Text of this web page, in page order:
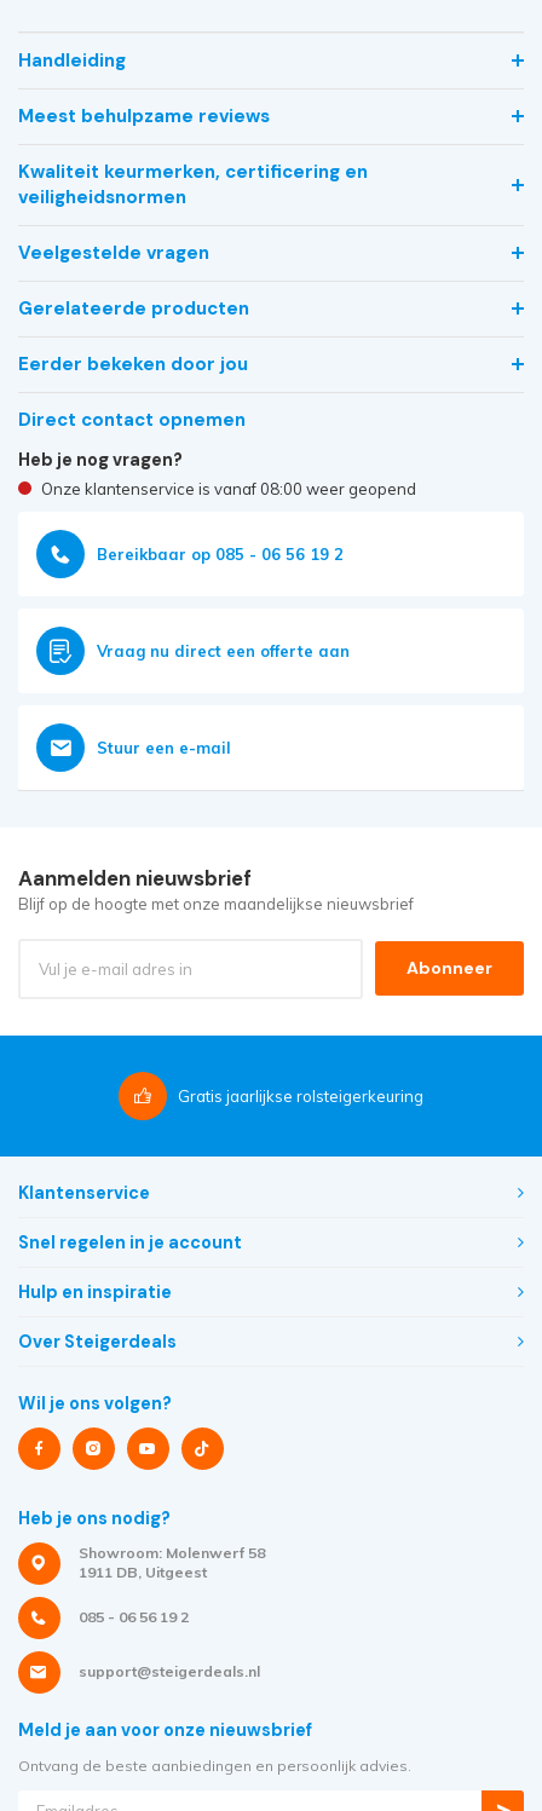
Handleiding
Meest behulpzame reviews
Kwaliteit keurmerken, certificering en
veiligheidsnormen
Veelgestelde vragen
Gerelateerde producten
Eerder bekeken door jou
Direct contact opnemen
Heb je nog vragen?
Onze klantenservice is vanaf 08:00 weer geopend
Bereikbaar op 085 - 06 56 19 2
Vraag nu direct een offerte aan
Stuur een e-mail
Aanmelden nieuwsbrief
Blijf op de hoogte met onze maandelijkse nieuwsbrief
Abonneer
Gratis jaarlijkse rolsteigerkeuring
Klantenservice
Snel regelen in je account
Hulp en inspiratie
Over Steigerdeals
Wil je ons volgen?
Heb je ons nodig?
Showroom: Molenwerf 58
1911 DB, Uitgeest
085 - 06 56 19 2
support@steigerdeals.nl
Meld je aan voor onze nieuwsbrief
Ontvang de beste aanbiedingen en persoonlijk advies.